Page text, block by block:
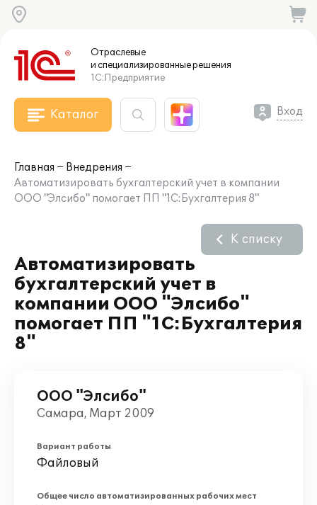
Отраслевые
и специализированныерешения
1С:Предприятие
Каталог Вход
Главная
Внедрения
Автоматизировать бухгалтерский учет в компании
ООО "Элсибо" помогает ПП "1С:Бухгалтерия 8"
Автоматизировать
бухгалтерский учет в
компании ООО "Элсибо"
помогает ПП "1С:Бухгалтерия
8"
К списку
ООО "Элсибо"
Самара, Март 2009
Вариант работы
Файловый
Общее число автоматизированных рабочих мест